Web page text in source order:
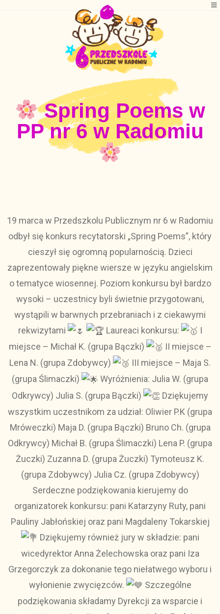
Spring Poems w
PP nr 6 w Radomiu
19 marca w Przedszkolu Publicznym nr 6 w Radomiu
odbył się konkurs recytatorski „Spring Poems”, który
cieszył się ogromną popularnością. Dzieci
zaprezentowały piękne wiersze w języku angielskim
o tematyce wiosennej. Poziom konkursu był bardzo
wysoki – uczestnicy byli świetnie przygotowani,
wystąpili w barwnych przebraniach i z ciekawymi
rekwizytami
Laureaci konkursu:
I
miejsce – Michał K. (grupa Bączki)
II miejsce –
Lena N. (grupa Zdobywcy)
III miejsce – Maja S.
(grupa Ślimaczki)
Wyróżnienia: Julia W. (grupa
Odkrywcy) Julia S. (grupa Bączki)
Dziękujemy
wszystkim uczestnikom za udział: Oliwier P.K (grupa
Mróweczki) Maja D. (grupa Bączki) Bruno Ch. (grupa
Odkrywcy) Michał B. (grupa Ślimaczki) Lena P. (grupa
Żuczki) Zuzanna D. (grupa Żuczki) Tymoteusz K.
(grupa Zdobywcy) Julia Cz. (grupa Zdobywcy)
Serdeczne podziękowania kierujemy do
organizatorek konkursu: pani Katarzyny Ruty, pani
Pauliny Jabłońskiej oraz pani Magdaleny Tokarskiej
Dziękujemy również jury w składzie: pani
wicedyrektor Anna Żelechowska oraz pani Iza
Grzegorczyk za dokonanie tego niełatwego wyboru i
wyłonienie zwycięzców.
Szczególne
podziękowania składamy Dyrekcji za wsparcie i